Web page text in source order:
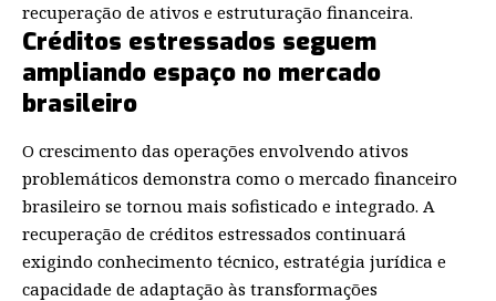
recuperação de ativos e estruturação financeira.
Créditos estressados seguem
ampliando espaço no mercado
brasileiro
O crescimento das operações envolvendo ativos
problemáticos demonstra como o mercado financeiro
brasileiro se tornou mais sofisticado e integrado. A
recuperação de créditos estressados continuará
exigindo conhecimento técnico, estratégia jurídica e
capacidade de adaptação às transformações